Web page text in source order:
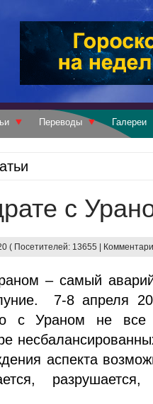
Переводы Галереи
с
( Посетителей: 13655 |
– самый
7-8 апреля
с Ураном не
аспекта